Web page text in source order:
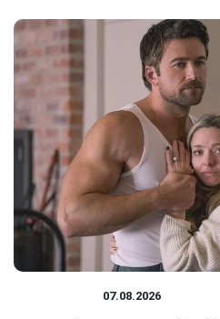
07.08.2026